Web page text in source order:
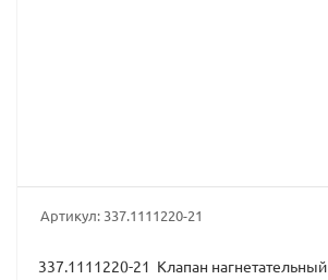
Артикул: 337.1111220-21
337.1111220-21 Клапан нагнетательный